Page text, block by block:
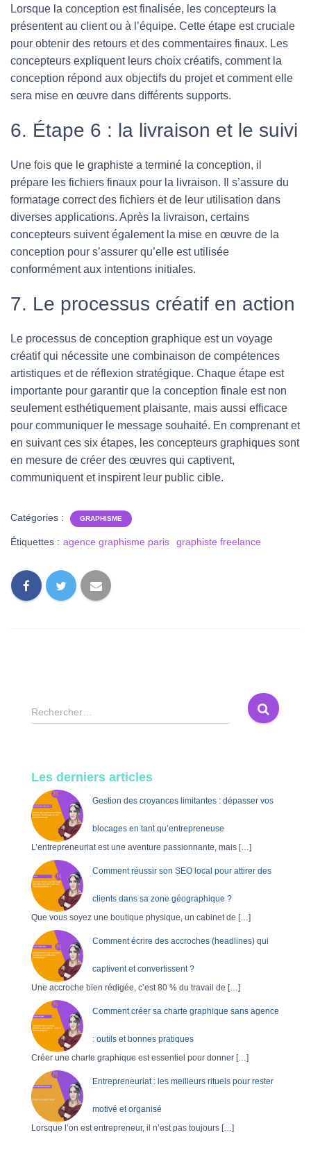
Lorsque la conception est finalisée, les concepteurs la
présentent au client ou à l’équipe. Cette étape est cruciale
pour obtenir des retours et des commentaires finaux. Les
concepteurs expliquent leurs choix créatifs, comment la
conception répond aux objectifs du projet et comment elle
sera mise en œuvre dans différents supports.
6. Étape 6 : la livraison et le suivi
Une fois que le graphiste a terminé la conception, il
prépare les fichiers finaux pour la livraison. Il s’assure du
formatage correct des fichiers et de leur utilisation dans
diverses applications. Après la livraison, certains
concepteurs suivent également la mise en œuvre de la
conception pour s’assurer qu’elle est utilisée
conformément aux intentions initiales.
7. Le processus créatif en action
Le processus de conception graphique est un voyage
créatif qui nécessite une combinaison de compétences
artistiques et de réflexion stratégique. Chaque étape est
importante pour garantir que la conception finale est non
seulement esthétiquement plaisante, mais aussi efficace
pour communiquer le message souhaité. En comprenant et
en suivant ces six étapes, les concepteurs graphiques sont
en mesure de créer des œuvres qui captivent,
communiquent et inspirent leur public cible.
Catégories : GRAPHISME
Étiquettes : agence graphisme paris graphiste freelance
R
e
r
c
h
e
r
:
Rechercher…
Les derniers articles
Gestion des croyances limitantes : dépasser vos
blocages en tant qu’entrepreneuse
L’entrepreneuriat est une aventure passionnante, mais […]
Comment réussir son SEO local pour attirer des
clients dans sa zone géographique ?
Que vous soyez une boutique physique, un cabinet de […]
Comment écrire des accroches (headlines) qui
captivent et convertissent ?
Une accroche bien rédigée, c’est 80 % du travail de […]
Comment créer sa charte graphique sans agence
: outils et bonnes pratiques
Créer une charte graphique est essentiel pour donner […]
Entrepreneuriat : les meilleurs rituels pour rester
motivé et organisé
Lorsque l’on est entrepreneur, il n’est pas toujours […]